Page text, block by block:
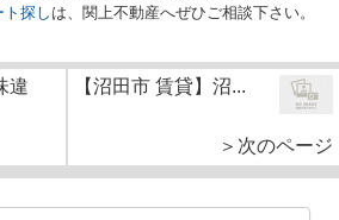
探し は、関上不動産へぜひご相談下さい。
違
【沼田市 賃貸】沼...
＞次のページ